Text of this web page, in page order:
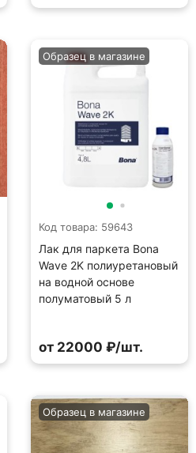
Код товара: 59643
Лак для паркета Bona
Wave 2K полиуретановый
на водной основе
полуматовый 5 л
Образец в магазине
от 22000 ₽/шт.
Образец в магазине